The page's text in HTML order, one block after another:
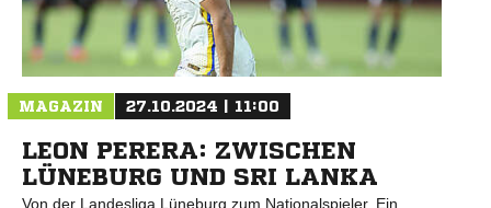
MAGAZIN 27.10.2024 | 11:00
LEON PERERA: ZWISCHEN
LÜNEBURG UND SRI LANKA
Von der Landesliga Lüneburg zum Nationalspieler. Ein